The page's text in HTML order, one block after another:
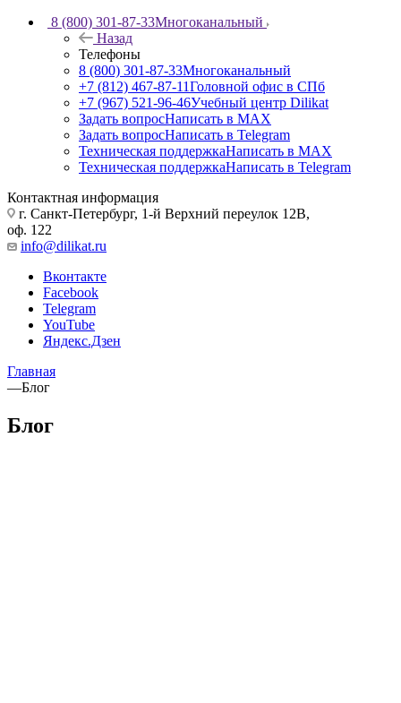
8 (800) 301-87-33Многоканальный
Назад
Телефоны
8 (800) 301-87-33Многоканальный
+7 (812) 467-87-11Головной офис в СПб
+7 (967) 521-96-46Учебный центр Dilikat
Задать вопросНаписать в MAX
Задать вопросНаписать в Telegram
Техническая поддержкаНаписать в MAX
Техническая поддержкаНаписать в Telegram
Контактная информация
г. Санкт-Петербург, 1-й Верхний переулок 12В,
оф. 122
info@dilikat.ru
Вконтакте
Facebook
Telegram
YouTube
Яндекс.Дзен
Главная
—Блог
Блог